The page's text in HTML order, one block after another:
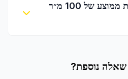
כמה זמן לוקח ניקיון בית ממוצע של 100 מ״ר
נוספת?